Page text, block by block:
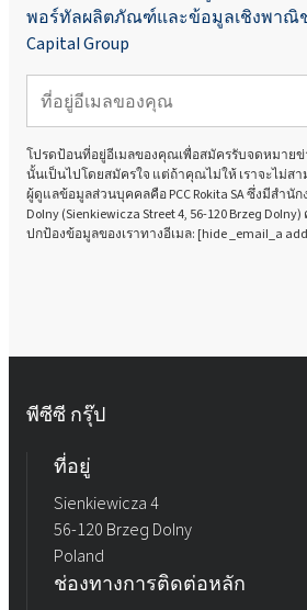
พอร์ทัลผลิตภัณฑ์และข้อมูลเชิงพาณิช
Capital Group
โปรดป้อนที่อยู่อีเมลของคุณเพื่อสมัครรับจดหมาย
นั้นเป็นไปโดยสมัครใจ แต่ถ้าคุณไม่ให้ เราจะไม่ส
ผู้ดูแลข้อมูลส่วนบุคคลคือ PCC Rokita SA ซึ่งมีสำนั
Dolny (Sienkiewicza Street 4, 56-120 Brzeg
ปกป้องข้อมูลของเราทางอีเมล: [hide _email_a
พีซีซี กรุ๊ป
ที่อยู่
Sienkiewicza 4
56-120 Brzeg Dolny
Poland
ช่องทางการติดต่อหลัก